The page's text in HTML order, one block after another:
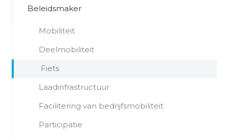
Beleidsmaker
Mobiliteit
Deelmobiliteit
Fiets
Laadinfrastructuur
Facilitering van bedrijfsmobiliteit
Participatie